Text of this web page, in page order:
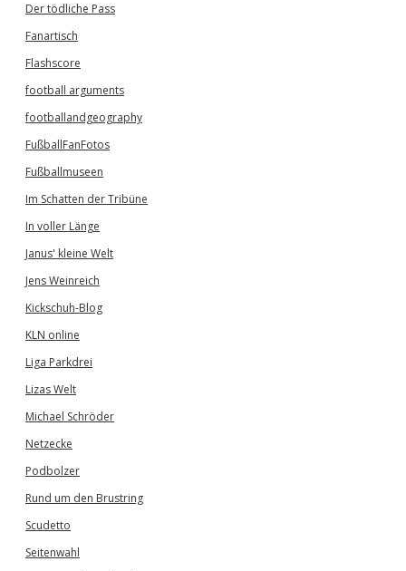
Der tödliche Pass
Fanartisch
Flashscore
football arguments
footballandgeography
FußballFanFotos
Fußballmuseen
Im Schatten der Tribüne
In voller Länge
Janus' kleine Welt
Jens Weinreich
Kickschuh-Blog
KLN online
Liga Parkdrei
Lizas Welt
Michael Schröder
Netzecke
Podbolzer
Rund um den Brustring
Scudetto
Seitenwahl